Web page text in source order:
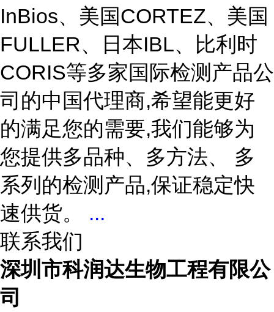
InBios、美国CORTEZ、美国
FULLER、日本IBL、比利时
CORIS等多家国际检测产品公
司的中国代理商,希望能更好
的满足您的需要,我们能够为
您提供多品种、多方法、 多
系列的检测产品,保证稳定快
速供货。 ...
联系我们
深圳市科润达生物工程有限公
司